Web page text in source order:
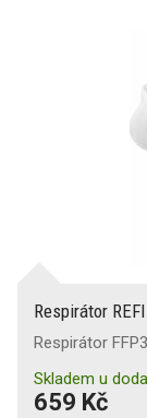
Respirátor
Respirátor
Skladem u
659 Kč